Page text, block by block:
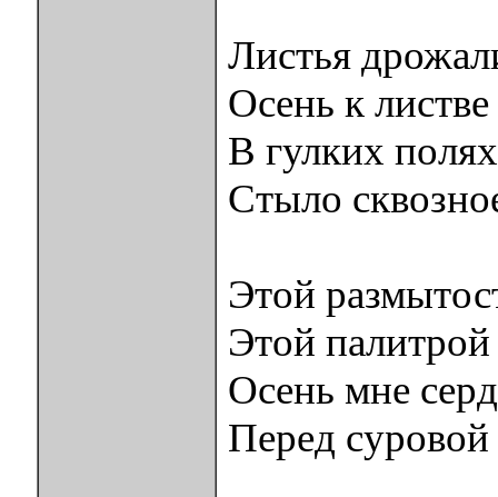
Листья
Осень к
В гулких
Стыло
Этой
Этой
Осень мне
Перед